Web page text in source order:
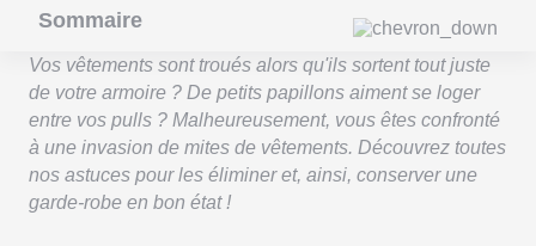
Sommaire
Vos vêtements sont troués alors qu'ils sortent tout juste
de votre armoire ? De petits papillons aiment se loger
entre vos pulls ? Malheureusement, vous êtes confronté
à une invasion de mites de vêtements. Découvrez toutes
nos astuces pour les éliminer et, ainsi, conserver une
garde-robe en bon état !